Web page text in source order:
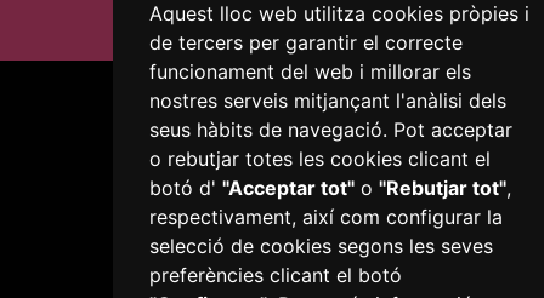
Aquest lloc web utilitza cookies pròpies i
de tercers per garantir el correcte
funcionament del web i millorar els
nostres serveis mitjançant l'anàlisi dels
seus hàbits de navegació. Pot acceptar
o rebutjar totes les cookies clicant el
botó d'"Acceptar tot" o"Rebutjar tot",
respectivament, així com configurar la
selecció de cookies segons les seves
preferències clicant el botó
Plaça del Mercadal · 43201 Reus
977 010 010
ajuntament@reus.cat| reus.cat